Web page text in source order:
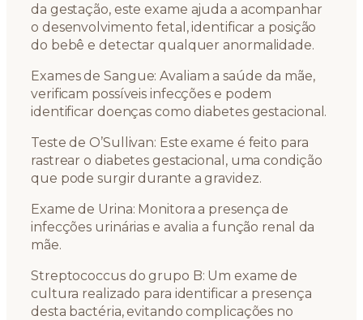
da gestação, este exame ajuda a acompanhar
o desenvolvimento fetal, identificar a posição
do bebê e detectar qualquer anormalidade.
Exames de Sangue: Avaliam a saúde da mãe,
verificam possíveis infecções e podem
identificar doenças como diabetes gestacional.
Teste de O’Sullivan: Este exame é feito para
rastrear o diabetes gestacional, uma condição
que pode surgir durante a gravidez.
Exame de Urina: Monitora a presença de
infecções urinárias e avalia a função renal da
mãe.
Streptococcus do grupo B: Um exame de
cultura realizado para identificar a presença
desta bactéria, evitando complicações no